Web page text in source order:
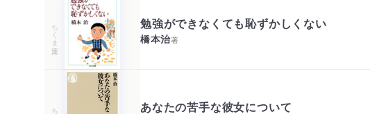
ちくま文庫 勉強ができなくても恥ずかしくない
橋本治著
あなたの苦手な彼女について